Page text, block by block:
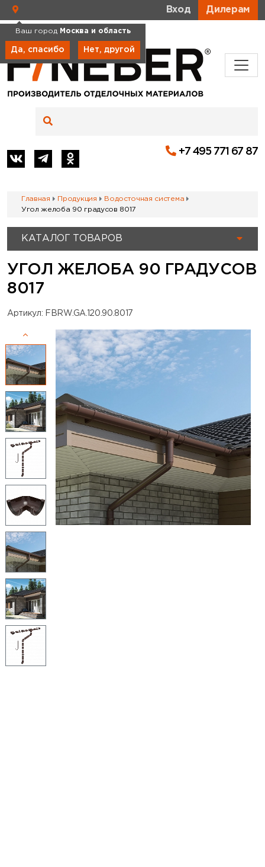
Вход Дилерам
+7 495 771 67 87
Главная Продукция
Водосточная система
Угол желоба 90 градусов 8017
КАТАЛОГ ТОВАРОВ
УГОЛ ЖЕЛОБА 90 ГРАДУСОВ
8017
Артикул: FBRW.GA.120.90.8017
Ваш город Москва и область
Да, спасибо Нет, другой